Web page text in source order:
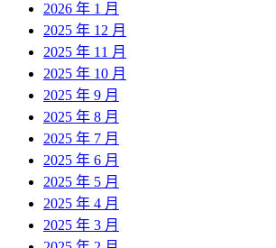
2026 年 1 月
2025 年 12 月
2025 年 11 月
2025 年 10 月
2025 年 9 月
2025 年 8 月
2025 年 7 月
2025 年 6 月
2025 年 5 月
2025 年 4 月
2025 年 3 月